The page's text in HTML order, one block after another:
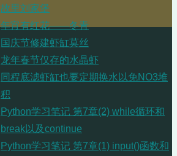
故里刘家堡
年宵有红花——冬青
国庆节修建虾缸莫丝
龙年春节仅存的水晶虾
同程底滤虾缸也要定期换水以免NO3堆
积
Python学习笔记 第7章(2) while循环和
break以及continue
Python学习笔记 第7章(1) input()函数和